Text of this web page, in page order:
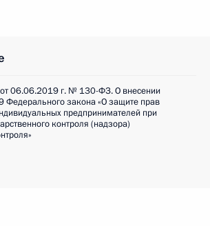
06.06.2019 г. № 130-ФЗ. О внесении
Федерального закона «О защите прав
предпринимателей при
контроля (надзора)